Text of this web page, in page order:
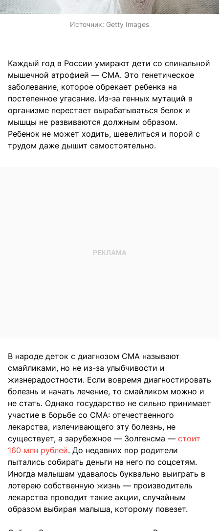
Источник: Getty Images
Каждый год в России умирают дети со спинальной
мышечной атрофией — СМА. Это генетическое
заболевание, которое обрекает ребенка на
постепенное угасание. Из-за генных мутаций в
организме перестает вырабатываться белок и
мышцы не развиваются должным образом.
Ребенок не может ходить, шевелиться и порой с
трудом даже дышит самостоятельно.
В народе деток с диагнозом СМА называют
смайликами, но не из-за улыбчивости и
жизнерадостности. Если вовремя диагностировать
болезнь и начать лечение, то смайликом можно и
не стать. Однако государство не сильно принимает
участие в борьбе со СМА: отечественного
лекарства, излечивающего эту болезнь, не
существует, а зарубежное — Золгенсма — стоит
160 млн рублей. До недавних пор родители
пытались собирать деньги на него по соцсетям.
Иногда малышам удавалось буквально выиграть в
лотерею собственную жизнь — производитель
лекарства проводит такие акции, случайным
образом выбирая малыша, которому повезет.